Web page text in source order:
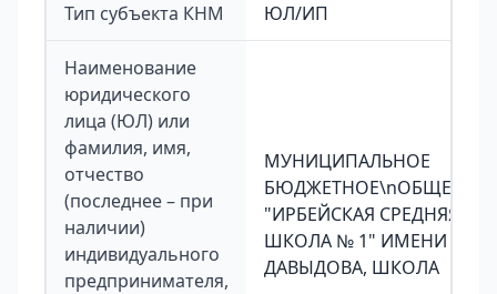
Тип субъекта КНМ ЮЛ/ИП
Наименование
юридического
лица (ЮЛ) или
фамилия, имя,
отчество
(последнее – при
наличии)
индивидуального
предпринимателя,
МУНИЦИПАЛЬНОЕ
"ИРБЕЙСКАЯ
ШКОЛА № 1" ИМЕНИ
ДАВЫДОВА, ШКОЛА